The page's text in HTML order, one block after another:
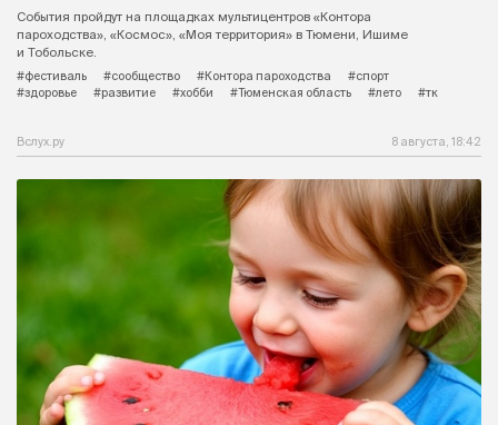
События пройдут на площадках мультицентров «Контора
пароходства», «Космос», «Моя территория» в Тюмени, Ишиме
и Тобольске.
#фестиваль
#сообщество #Контора пароходства
#спорт
#здоровье
#развитие #хобби #Тюменская область #лето #тк
Вслух.ру 8 августа, 18:42